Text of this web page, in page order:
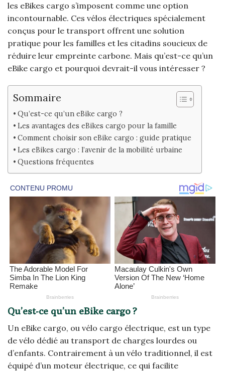
les eBikes cargo s’imposent comme une option
incontournable. Ces vélos électriques spécialement
conçus pour le transport offrent une solution
pratique pour les familles et les citadins soucieux de
réduire leur empreinte carbone. Mais qu’est-ce qu’un
eBike cargo et pourquoi devrait-il vous intéresser ?
Sommaire
Qu’est-ce qu’un eBike cargo ?
Les avantages des eBikes cargo pour la famille
Comment choisir son eBike cargo : guide pratique
Les eBikes cargo : l’avenir de la mobilité urbaine
Questions fréquentes
Qu’est-ce qu’un eBike cargo ?
Un eBike cargo, ou vélo cargo électrique, est un type
de vélo dédié au transport de charges lourdes ou
d’enfants. Contrairement à un vélo traditionnel, il est
équipé d’un moteur électrique, ce qui facilite